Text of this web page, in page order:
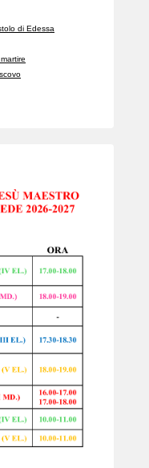
di Edessa